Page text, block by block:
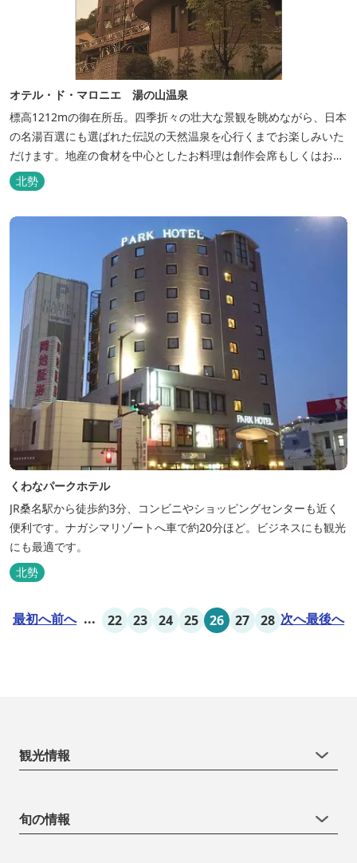
オテル・ド・マロニエ 湯の山温泉
標高1212mの御在所岳。四季折々の壮大な景観を眺めながら、日本
の名湯百選にも選ばれた伝説の天然温泉を心行くまでお楽しみいた
だけます。地産の食材を中心としたお料理は創作会席もしくはお箸
でもお楽しみいただける本格フレンチをお選びいただけ、会席・フ
レンチコースとも同じテーブルにてご賞味いただけます。また館内
やお食事は浴衣姿でお楽しみいただけます。ゆったり、気軽に安心
していただける会員制リゾートホ...
北勢
くわなパークホテル
JR桑名駅から徒歩約3分、コンビニやショッピングセンターも近く
便利です。ナガシマリゾートへ車で約20分ほど。ビジネスにも観光
にも最適です。
北勢
最初へ前へ ... 22 23 24 25 26 27 28 次へ最後へ
観光情報
旬の情報